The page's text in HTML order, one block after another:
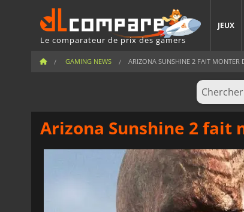
Le comparateur de prix des gamers
JEUX
GAMING NEWS ARIZONA SUNSHINE 2 FAIT MONTER
Arizona Sunshine 2 fait